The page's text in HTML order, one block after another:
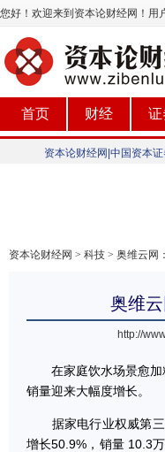
您好！欢迎来到资本论财经网！ 用
首页 财经 证
资本论财经网|中国资本
资本论财经网 > 科技 > 奥维云网
奥维
http://
在家庭饮水场景愈加
销量迎来大幅度增长。
据家电行业权威第三
增长50.9%，销量 10.3